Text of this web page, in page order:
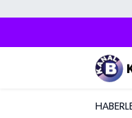
Zonguldak